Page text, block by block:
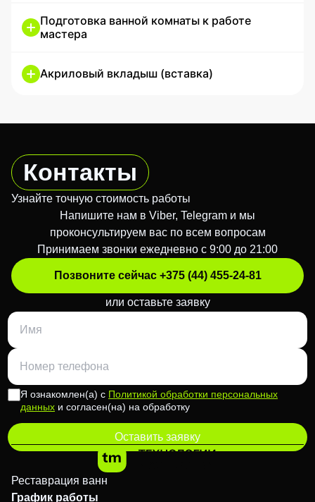
Подготовка ванной комнаты к работе
мастера
Акриловый вкладыш (вставка)
Контакты
Узнайте точную стоимость работы
Напишите нам в Viber, Telegram и мы
проконсультируем вас по всем вопросам
Принимаем звонки ежедневно с 9:00 до 21:00
Позвоните сейчас +375 (44) 455-24-81
или оставьте заявку
Я ознакомлен(а) с Политикой обработки персональных
данных и согласен(на) на обработку
Оставить заявку
Реставрация ванн
График работы